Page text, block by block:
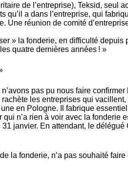
de l’entreprise), Teksid, seul
qu’il a dans l’entreprise, qui
Une réunion de comité
» la fonderie, en difficulté depuis
quatre dernières années ! »
pas pu nous faire confirmer
les entreprises qui
en Pologne. Il fabrique
n’a rien à voir avec la fonderie
janvier. En attendant, le délégué
la fonderie, n’a pas souhaité faire